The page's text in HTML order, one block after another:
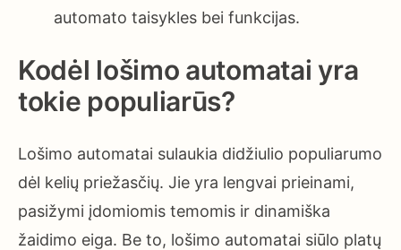
automato taisykles bei funkcijas.
Kodėl lošimo automatai yra
tokie populiarūs?
Lošimo automatai sulaukia didžiulio populiarumo
dėl kelių priežasčių. Jie yra lengvai prieinami,
pasižymi įdomiomis temomis ir dinamiška
žaidimo eiga. Be to, lošimo automatai siūlo platų